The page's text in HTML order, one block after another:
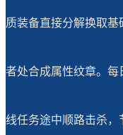
质装备直接分解换取基
者处合成属性纹章。
线任务途中顺路击杀，